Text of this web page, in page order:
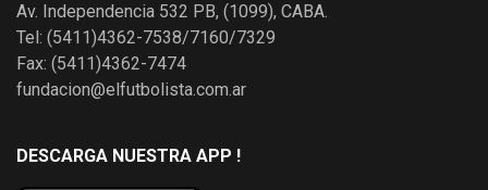
Av. Independencia 532 PB, (1099), CABA.
Tel: (5411)4362-7538/7160/7329
Fax: (5411)4362-7474
fundacion@elfutbolista.com.ar
DESCARGA NUESTRA APP !